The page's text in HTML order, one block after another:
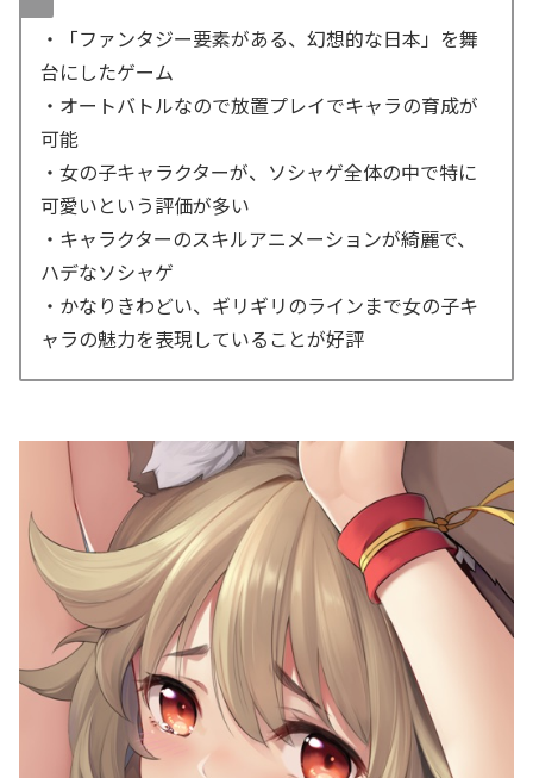
・「ファンタジー要素がある、幻想的な日本」を舞
台にしたゲーム
・オートバトルなので放置プレイでキャラの育成が
可能
・女の子キャラクターが、ソシャゲ全体の中で特に
可愛いという評価が多い
・キャラクターのスキルアニメーションが綺麗で、
ハデなソシャゲ
・かなりきわどい、ギリギリのラインまで女の子キ
ャラの魅力を表現していることが好評